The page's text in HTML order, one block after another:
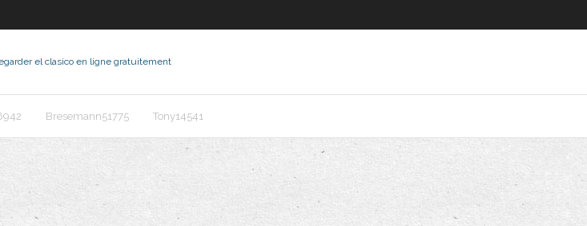
el clasico en ligne gratuitement
Bresemann51775 Tony14541